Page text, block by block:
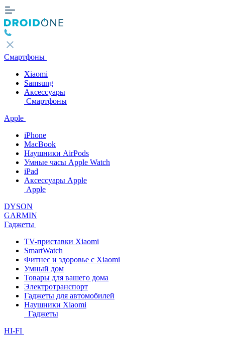
Смартфоны
Xiaomi
Samsung
Аксессуары
Смартфоны
Apple
iPhone
MacBook
Наушники AirPods
Умные часы Apple Watch
iPad
Аксессуары Apple
Apple
DYSON
GARMIN
Гаджеты
TV-приставки Xiaomi
SmartWatch
Фитнес и здоровье с Xiaomi
Умный дом
Товары для вашего дома
Электротранспорт
Гаджеты для автомобилей
Наушники Xiaomi
Гаджеты
HI-FI